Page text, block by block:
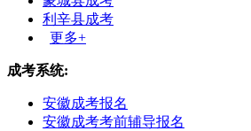
利辛县成考
更多+
成考系统:
安徽成考报名
安徽成考考前辅导报名